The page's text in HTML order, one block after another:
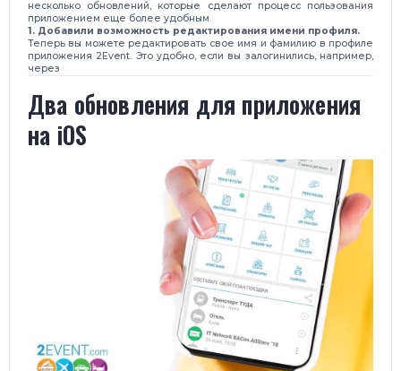
несколько обновлений, которые сделают процесс пользования
приложением еще более удобным.
1. Добавили возможность редактирования имени профиля.
Теперь вы можете редактировать свое имя и фамилию в профиле
приложения 2Event. Это удобно, если вы залогинились, например,
через
Два обновления для приложения
на iOS